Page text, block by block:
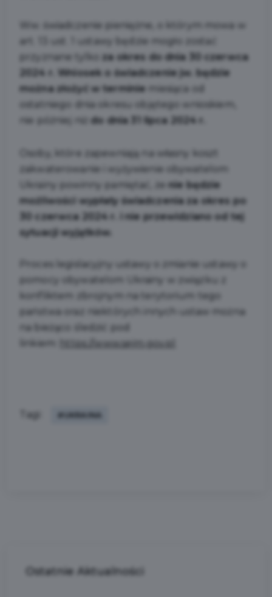
Ww. świadczenie pieniężne, o którym mowa w
art. 13 ust. 1 ustawy będzie mogło zostać
przyznane tylko za okres do dnia 30 czerwca
2024 r. Wniosek o świadczenie jw. będzie
można złożyć w terminie miesiąca od
ostatniego dnia okresu objętego wnioskiem,
nie później niż do dnia 31 lipca 2024 r.
Osoby, które zapewniają na własny koszt
zakwaterowanie i wyżywienie obywatelom
Ukrainy powinny pamiętać, że nie będzie
możliwości wypłaty świadczenia za okres po
30 czerwca 2024 r. i nie przewidziano od tej
sytuacji wyjątków.
Proces legislacyjny ustawy o zmianie ustawy o
pomocy obywatelom Ukrainy w związku z
konfliktem zbrojnym na terytorium tego
państwa oraz niektórych innych ustaw można
na bieżąco śledzić pod
linkiem:
https://www.sejm.gov.pl
Tagi: #UKRAINA
Ostatnie Aktualności